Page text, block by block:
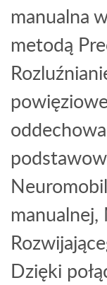
manualna
metodą
Dzięki